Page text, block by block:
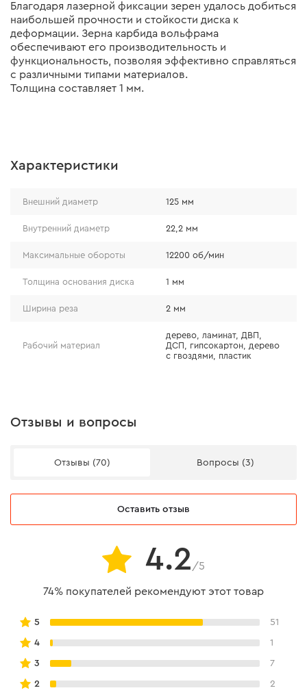
Благодаря лазерной фиксации зерен удалось добиться
наибольшей прочности и стойкости диска к
деформации. Зерна карбида вольфрама
обеспечивают его производительность и
функциональность, позволяя эффективно справляться
с различными типами материалов.
Толщина составляет 1 мм.
Характеристики
Внешний диаметр 125 мм
Внутренний диаметр 22,2 мм
Максимальные обороты 12200 об/мин
Толщина основания диска 1 мм
Ширина реза 2 мм
Рабочий материал
дерево, ламинат, ДВП,
ДСП, гипсокартон, дерево
с гвоздями, пластик
Отзывы и вопросы
Отзывы (70) Вопросы (3)
Оставить отзыв
4.2 /5
74% покупателей рекомендуют этот товар
5 51
4 1
3 7
2 2